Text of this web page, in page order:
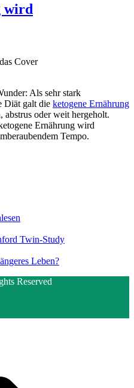
wird
Cover
Als sehr stark
Diät galt die ketogene Ernährung
oder weit hergeholt.
Ernährung wird
Tempo.
Twin-Study
Leben?
Reserved